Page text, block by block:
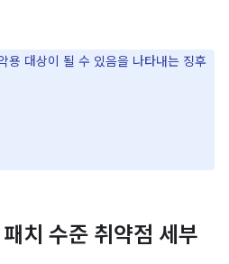
용 대상이 될 수 있음을 나타내는 징후
치 수준 취약점 세부